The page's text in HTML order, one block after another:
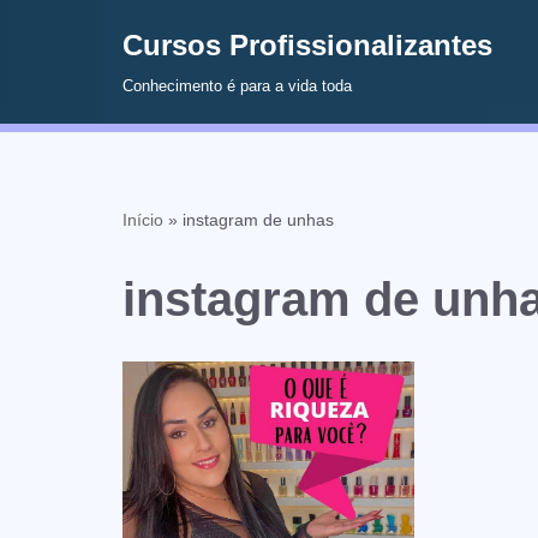
o
Cursos Profissionalizantes
Conhecimento é para a vida toda
Início » instagram de unhas
instagram de